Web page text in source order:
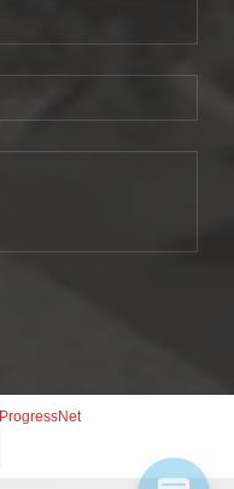
ProgressNet